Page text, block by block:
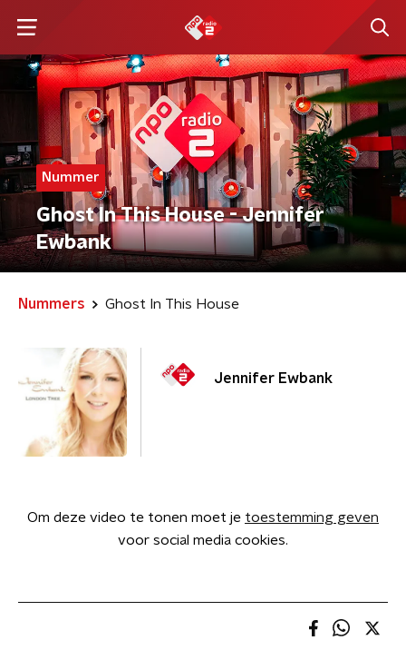
Nummer
Ghost In This House - Jennifer
Ewbank
Nummers Ghost In This House
Jennifer Ewbank
Om deze video te tonen moet je toestemming geven
voor social media cookies.